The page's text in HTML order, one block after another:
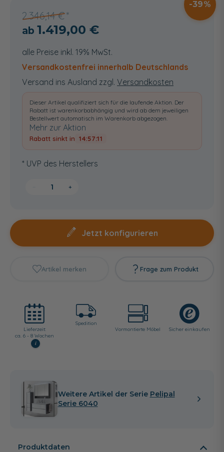
2.346,14 €
39
1.419,00 €
alle Preise inkl. 19% MwSt.
Versandkostenfrei innerhalb Deutschlands
Versand ins Ausland zzgl. Versandkosten
Dieser Artikel qualifiziert sich für die laufende Aktion. Der
Rabatt ist warenkorbabhängig und wird ab dem jeweiligen
Bestellwert automatisch im Warenkorb abgezogen.
Mehr zur Aktion
Rabatt sinkt in 14:57:11
* UVP des Herstellers
+
Jetzt konfigurieren
Artikel merken Frage zum Produkt
Lieferzeit:
ca. 6 - 8 Wochen
i
Spedition
Vormontierte Möbel
Sicher einkaufen
Weitere Artikel der Serie Pelipal
Serie 6040
Produktdaten